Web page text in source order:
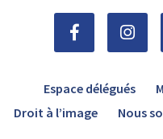
Espace délégués
Droit à l’image
Nous